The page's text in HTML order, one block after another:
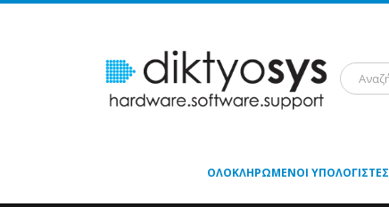
ΟΛΟΚΛΗΡΩΜΈΝΟΙ ΥΠΟΛΟΓΙΣΤΈΣ